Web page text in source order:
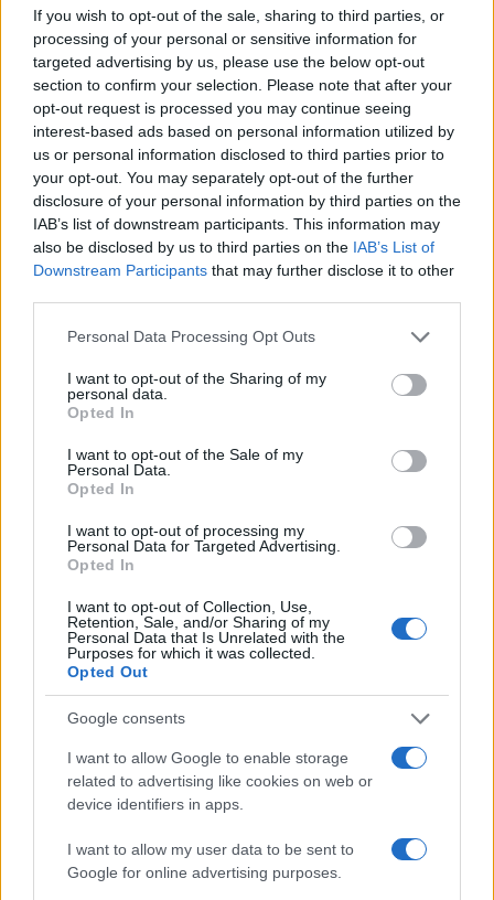
If you wish to opt-out of the sale, sharing to third parties, or
processing of your personal or sensitive information for
targeted advertising by us, please use the below opt-out
section to confirm your selection. Please note that after your
opt-out request is processed you may continue seeing
interest-based ads based on personal information utilized by
us or personal information disclosed to third parties prior to
your opt-out. You may separately opt-out of the further
disclosure of your personal information by third parties on the
IAB’s list of downstream participants. This information may
also be disclosed by us to third parties on the IAB’s List of
Downstream Participants that may further disclose it to other
Please note that this website/app uses one or more Google
not limited to your visit or usage behaviour. You may click to
grant or deny consent to Google and its third-party tags to
use your data for below specified purposes in below Google
consent section.
Personal Data Processing Opt Outs
I want to opt-out of the Sharing of my
personal data.
Opted In
I want to opt-out of the Sale of my
Personal Data.
Opted In
I want to opt-out of processing my
Personal Data for Targeted Advertising.
Opted In
I want to opt-out of Collection, Use,
Retention, Sale, and/or Sharing of my
Personal Data that Is Unrelated with the
Purposes for which it was collected.
Opted Out
Google consents
I want to allow Google to enable storage
related to advertising like cookies on web or
device identifiers in apps.
I want to allow my user data to be sent to
Google for online advertising purposes.
trasforma dati e clip in racconti social. Ricorda
quando annotò la rimonta al box stampa dello
Stadio Olimpico Grande Torino: da
quell'appunto nacque la sua linea editoriale,
che propugna spiegazioni visive per il tifoso
critico. Dettaglio unico: una stagione allenatore
under15 al Chieri e ciclista urbano.
Continua a leggere
NEWS